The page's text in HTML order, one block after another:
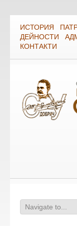
ИСТОРИЯ
ДЕЙНОСТИ
КОНТАКТИ